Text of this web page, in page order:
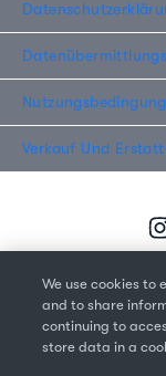
Verkauf Und
Copyright ©
We use cookies to
and to share
continuing to
store data in a